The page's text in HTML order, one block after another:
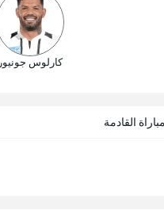
القادمة
كارلوس جونيور